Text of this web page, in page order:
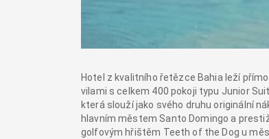
Hotel z kvalitního řetězce Bahia leží
vilami s celkem 400 pokoji typu Junior
která slouží jako svého druhu originální
hlavním městem Santo Domingo a
golfovým hřištěm Teeth of the Dog u